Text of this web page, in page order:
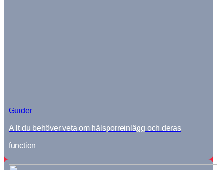
Guider
Allt du behöver veta om hälsporreinlägg och deras
function